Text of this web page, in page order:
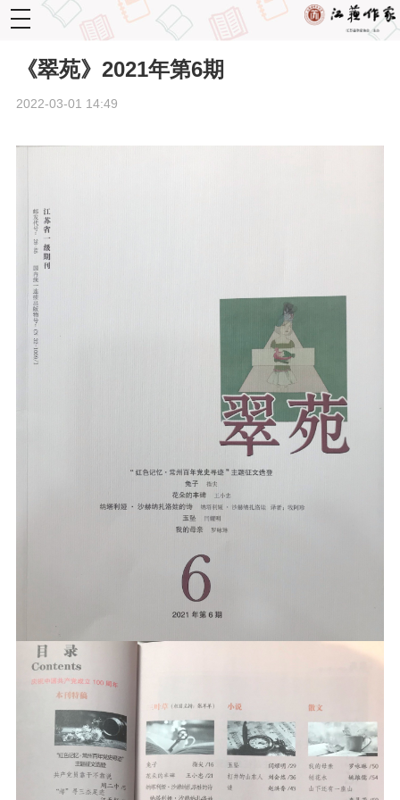
toggle
navigation
《翠苑》2021年第6期
2022-03-01 14:49